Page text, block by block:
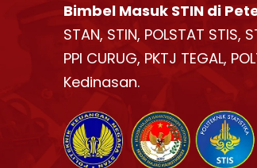
Bimbel Masuk STIN di
STAN, STIN, POLSTAT STIS,
PPI CURUG, PKTJ TEGAL,
Kedinasan.